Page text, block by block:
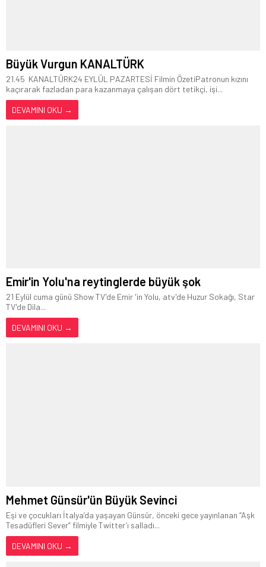
Büyük Vurgun KANALTÜRK
21.45 KANALTÜRK24 EYLÜL PAZARTESİ Filmin ÖzetiPatronun kızını
kaçırarak fazladan para kazanmaya çalışan dört tetikçi, işi...
DEVAMINI OKU →
Emir'in Yolu'na reytinglerde büyük şok
21 Eylül cuma günü Show TV'de Emir 'in Yolu, atv'de Huzur Sokağı, Star
TV'de Dila...
DEVAMINI OKU →
Mehmet Günsür'ün Büyük Sevinci
Eşi ve çocukları İtalya’da yaşayan Günsür, önceki gece yayınlanan “Aşk
Tesadüfleri Sever” filmiyle Twitter’ı salladı...
DEVAMINI OKU →